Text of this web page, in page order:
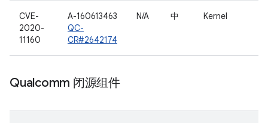
CVE-
2020-
11160
A-160613463
QC-
CR#2642174
N/A 中 Kernel
Qualcomm 闭源组件